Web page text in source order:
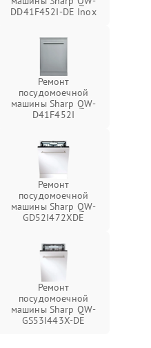
DD41F452I-DE Inox
Ремонт
посудомоечной
машины Sharp QW-
D41F452I
Ремонт
посудомоечной
машины Sharp QW-
GD52I472XDE
Ремонт
посудомоечной
машины Sharp QW-
GS53I443X-DE